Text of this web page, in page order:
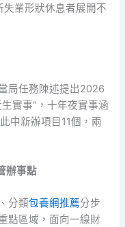
業形狀休息者展開不
局任務陳述提出2026
實事”，十年夜實事涵
中新辦項目11個，兩
辦事點
分類包養網推薦分步
點區域，面向一線財